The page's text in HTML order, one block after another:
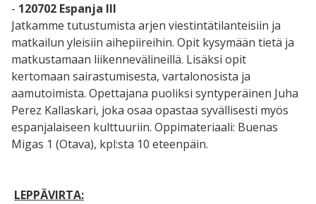
- 120702 Espanja III
Jatkamme tutustumista arjen viestintätilanteisiin ja
matkailun yleisiin aihepiireihin. Opit kysymään tietä ja
matkustamaan liikennevälineillä. Lisäksi opit
kertomaan sairastumisesta, vartalonosista ja
aamutoimista. Opettajana puoliksi syntyperäinen Juha
Perez Kallaskari, joka osaa opastaa syvällisesti myös
espanjalaiseen kulttuuriin. Oppimateriaali: Buenas
Migas 1 (Otava), kpl:sta 10 eteenpäin.
LEPPÄVIRTA: